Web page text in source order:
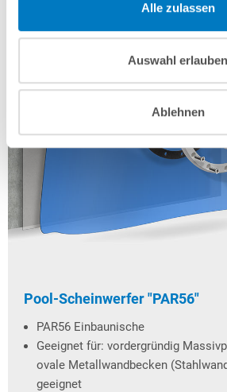
Alle zulassen
Auswahl erlauben
Ablehnen
Pool-Scheinwerfer "PAR56"
PAR56 Einbaunische
Geeignet für: vordergründig
ovale Metallwandbecken
geeignet